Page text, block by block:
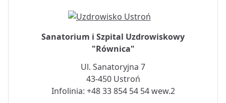
Sanatorium i Szpital Uzdrowiskowy
"Równica"
Ul. Sanatoryjna 7
43-450 Ustroń
Infolinia: +48 33 854 54 54 wew.2